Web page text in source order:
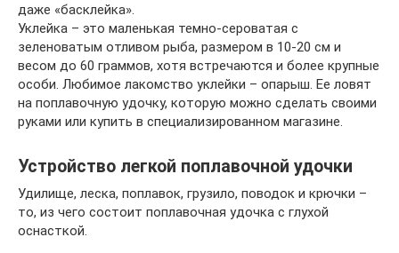
даже «басклейка».
Уклейка – это маленькая темно-сероватая с
зеленоватым отливом рыба, размером в 10-20 см и
весом до 60 граммов, хотя встречаются и более крупные
особи. Любимое лакомство уклейки – опарыш. Ее ловят
на поплавочную удочку, которую можно сделать своими
руками или купить в специализированном магазине.
Устройство легкой поплавочной удочки
Удилище, леска, поплавок, грузило, поводок и крючки –
то, из чего состоит поплавочная удочка с глухой
оснасткой.